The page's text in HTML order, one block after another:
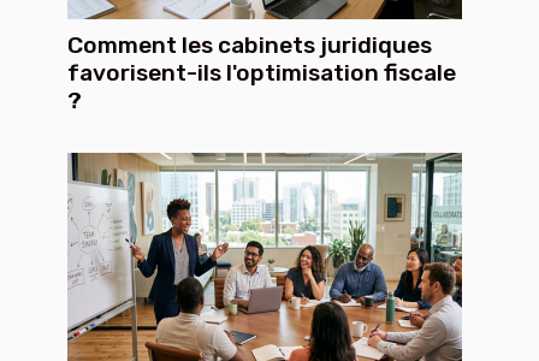
Comment les cabinets juridiques
favorisent-ils l'optimisation fiscale
?